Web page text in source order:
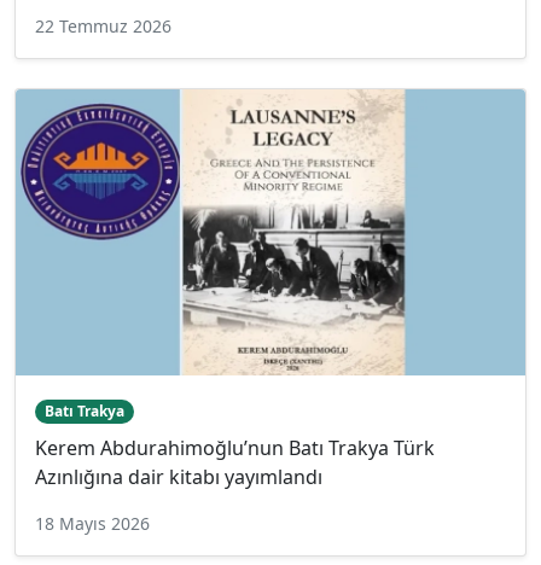
22 Temmuz 2026
Batı Trakya
Kerem Abdurahimoğlu’nun Batı Trakya Türk
Azınlığına dair kitabı yayımlandı
18 Mayıs 2026